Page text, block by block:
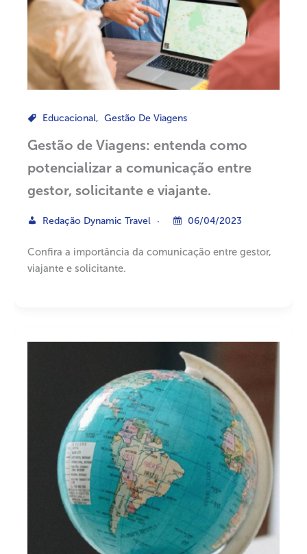
Educacional, Gestão De Viagens
Gestão de Viagens: entenda como
potencializar a comunicação entre
gestor, solicitante e viajante.
Redação Dynamic Travel 06/04/2023
Confira a importância da comunicação entre gestor,
viajante e solicitante.